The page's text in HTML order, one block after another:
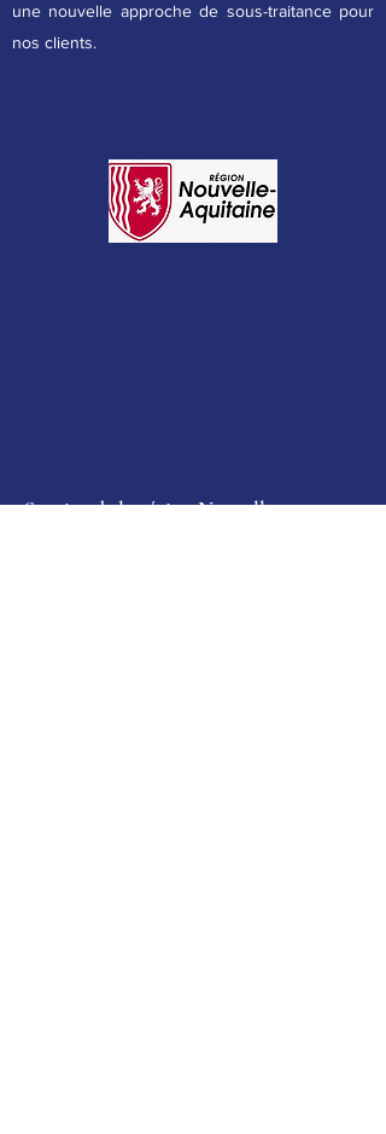
une nouvelle approche de sous-traitance pour
nos clients.
Soutien de la région Nouvelle